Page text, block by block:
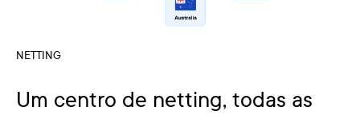
NETTING
Um centro de netting, todas as